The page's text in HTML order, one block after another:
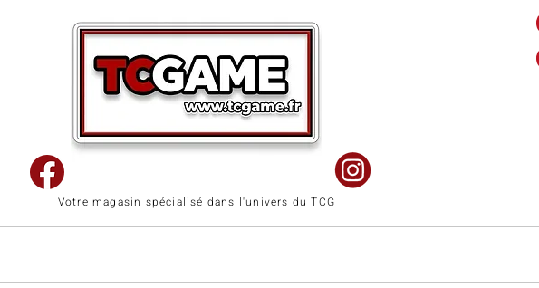
Votre magasin spécialisé dans l'univers du TCG